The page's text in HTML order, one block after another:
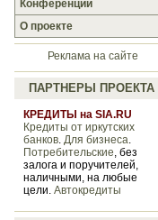
Конференции
О проекте
Реклама на сайте
ПАРТНЕРЫ ПРОЕКТА
КРЕДИТЫ на SIA.RU
Кредиты от иркутских
банков. Для бизнеса.
Потребительские, без
залога и поручителей,
наличными, на любые
цели. Автокредиты